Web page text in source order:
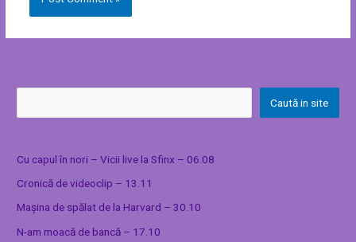
Caută in site
Cu capul în nori – Vicii live la Sfinx – 06.08
Cronică de videoclip – 13.11
Mașina de spălat de la Harvard – 30.10
N-am moacă de bancă – 17.10